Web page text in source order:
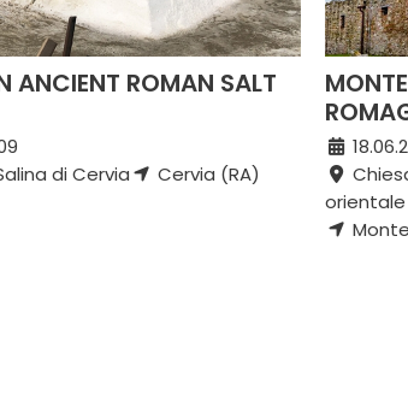
ANCIENT ROMAN SALT
di Cervia
Cervia (RA)
orientale